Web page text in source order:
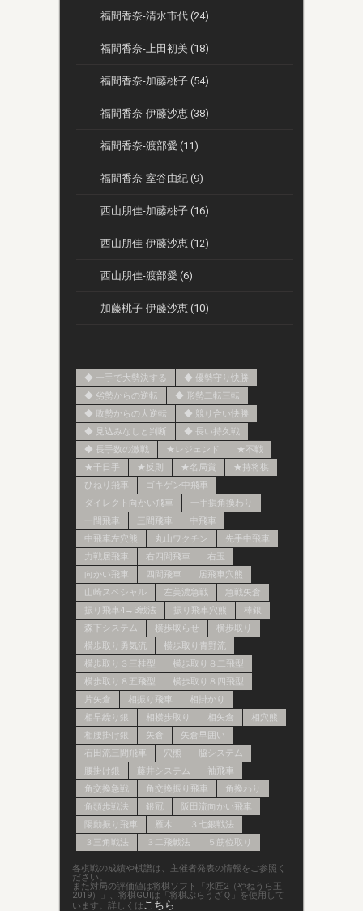
福間香奈-清水市代 (24)
福間香奈-上田初美 (18)
福間香奈-加藤桃子 (54)
福間香奈-伊藤沙恵 (38)
福間香奈-渡部愛 (11)
福間香奈-室谷由紀 (9)
西山朋佳-加藤桃子 (16)
西山朋佳-伊藤沙恵 (12)
西山朋佳-渡部愛 (6)
加藤桃子-伊藤沙恵 (10)
◆ 一手で大勢決する
◆ 優勢守り快勝
◆ 劣勢からの逆転
◆ 形勢二転三転
◆ 敗勢からの大逆転
◆ 競り合い快勝
◆ 見込みなしと判断
◆ 長い持久戦
◆ 長手数の激戦
★レジェンド
★不戦
★千日手
★反則 ★名局賞
★持将棋
ひねり飛車
ゴキゲン中飛車
ダイレクト向かい飛車
一手損角換わり
一間飛車
三間飛車
中飛車
中飛車左穴熊
丸山ワクチン
先手中飛車
力戦居飛車
右四間飛車
右玉
向かい飛車
四間飛車
居飛車穴熊
山崎スペシャル
左美濃急戦
急戦矢倉
振り飛車4→3戦法
振り飛車穴熊
棒銀
森下システム
横歩取らせ
横歩取り
横歩取り勇気流
横歩取り青野流
横歩取り３三桂型
横歩取り８二飛型
横歩取り８五飛型
横歩取り８四飛型
片矢倉
相振り飛車
相掛かり
相早繰り銀
相横歩取り 相矢倉
相穴熊
相腰掛け銀
矢倉
矢倉早囲い
石田流三間飛車
穴熊
脇システム
腰掛け銀
藤井システム
袖飛車
角交換急戦
角交換振り飛車
角換わり
角頭歩戦法
銀冠
阪田流向かい飛車
陽動振り飛車
雁木
３七銀戦法
３三角戦法
３二飛戦法 ５筋位取り
各棋戦の成績や棋譜は、主催者発表の情報をご参照く
ださい。
また対局の評価値は将棋ソフト「水匠2（やねうら王
2019）」、将棋GUIは「将棋ぶらうざＱ」を使用して
います。詳しくはこちら